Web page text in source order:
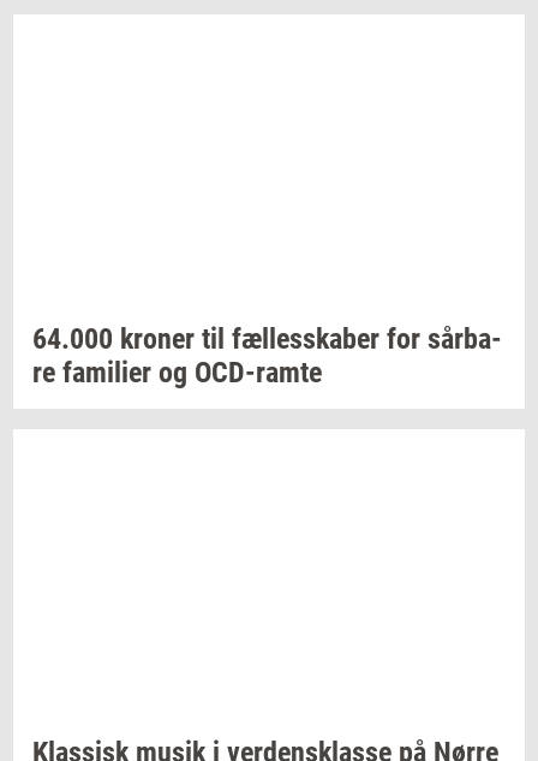
64.000 kro­ner til fæl­les­ska­ber for sår­ba­
re fa­mi­li­er og OCD-​ramte
Klas­siskmusik i ver­dens­klas­se på Nørre